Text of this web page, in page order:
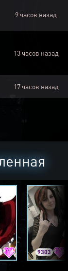
9 часов назад
13 часов назад
17 часов назад
9303